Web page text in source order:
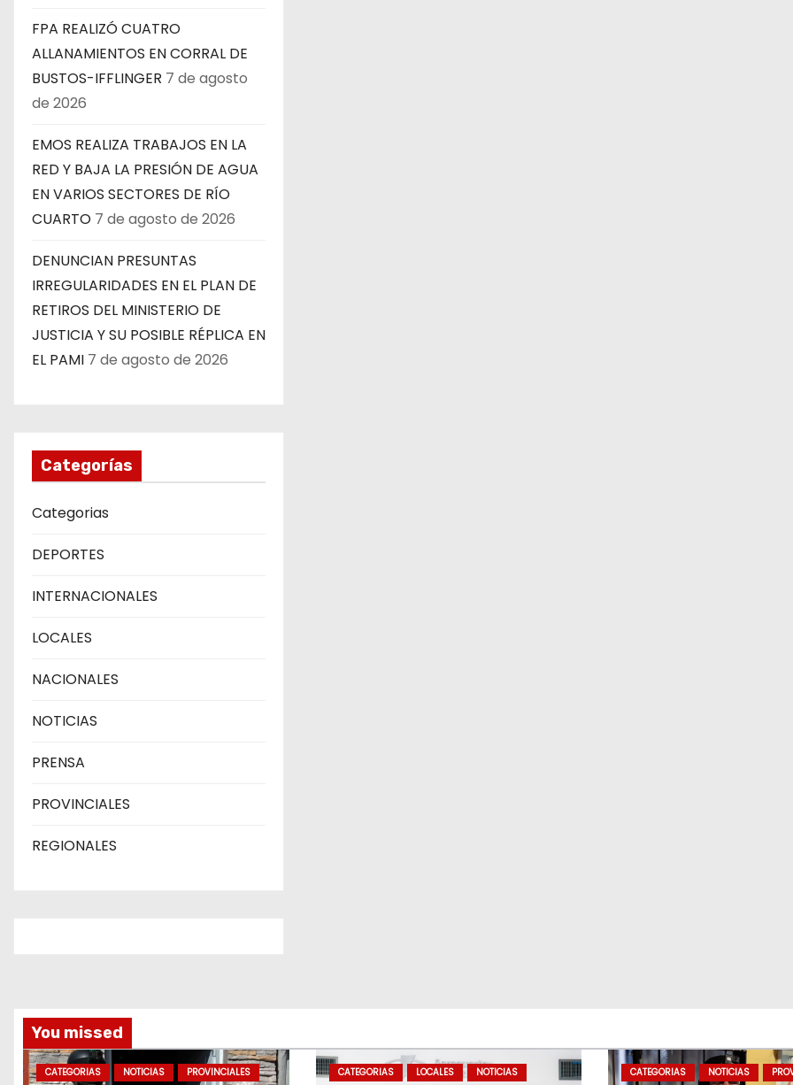
FPA REALIZÓ CUATRO
ALLANAMIENTOS EN CORRAL DE
BUSTOS-IFFLINGER 7 de agosto
de 2026
EMOS REALIZA TRABAJOS EN LA
RED Y BAJA LA PRESIÓN DE AGUA
EN VARIOS SECTORES DE RÍO
CUARTO 7 de agosto de 2026
DENUNCIAN PRESUNTAS
IRREGULARIDADES EN EL PLAN DE
RETIROS DEL MINISTERIO DE
JUSTICIA Y SU POSIBLE RÉPLICA EN
EL PAMI 7 de agosto de 2026
Categorías
Categorias
DEPORTES
INTERNACIONALES
LOCALES
NACIONALES
NOTICIAS
PRENSA
PROVINCIALES
REGIONALES
You missed
CATEGORIAS NOTICIAS PROVINCIALES CATEGORIAS LOCALES NOTICIAS CATEGORIAS NOTICIAS